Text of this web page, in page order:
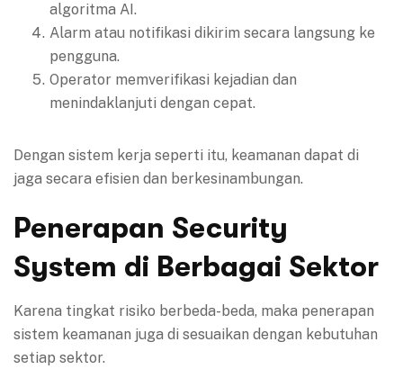
algoritma AI.
Alarm atau notifikasi dikirim secara langsung ke
pengguna.
Operator memverifikasi kejadian dan
menindaklanjuti dengan cepat.
Dengan sistem kerja seperti itu, keamanan dapat di
jaga secara efisien dan berkesinambungan.
Penerapan Security
System di Berbagai Sektor
Karena tingkat risiko berbeda-beda, maka penerapan
sistem keamanan juga di sesuaikan dengan kebutuhan
setiap sektor.